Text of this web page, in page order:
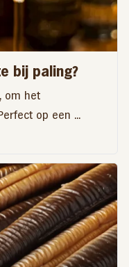
bij paling?
om het
op een ...